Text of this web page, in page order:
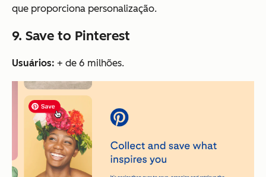
que proporciona personalização.
9. Save to Pinterest
Usuários: + de 6 milhões.